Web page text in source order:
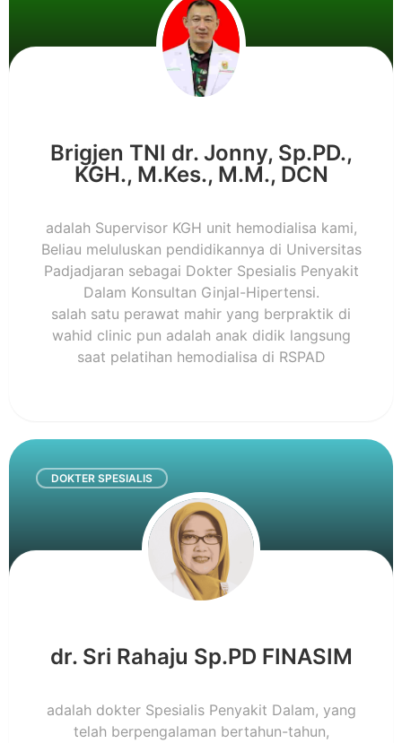
Brigjen TNI dr. Jonny, Sp.PD.,
KGH., M.Kes., M.M., DCN
adalah Supervisor KGH unit hemodialisa kami,
Beliau meluluskan pendidikannya di Universitas
Padjadjaran sebagai Dokter Spesialis Penyakit
Dalam Konsultan Ginjal-Hipertensi.
salah satu perawat mahir yang berpraktik di
wahid clinic pun adalah anak didik langsung
saat pelatihan hemodialisa di RSPAD
DOKTER SPESIALIS
dr. Sri Rahaju Sp.PD FINASIM
adalah dokter Spesialis Penyakit Dalam, yang
telah berpengalaman bertahun-tahun,